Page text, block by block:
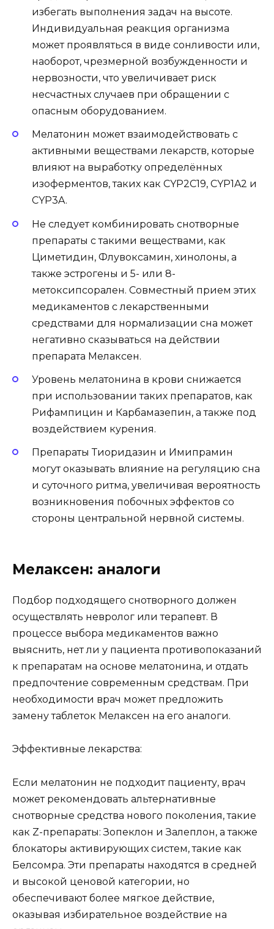
избегать выполнения задач на высоте.
Индивидуальная реакция организма
может проявляться в виде сонливости или,
наоборот, чрезмерной возбужденности и
нервозности, что увеличивает риск
несчастных случаев при обращении с
опасным оборудованием.
Мелатонин может взаимодействовать с
активными веществами лекарств, которые
влияют на выработку определённых
изоферментов, таких как CYP2C19, CYP1A2 и
CYP3A.
Не следует комбинировать снотворные
препараты с такими веществами, как
Циметидин, Флувоксамин, хинолоны, а
также эстрогены и 5- или 8-
метоксипсорален. Совместный прием этих
медикаментов с лекарственными
средствами для нормализации сна может
негативно сказываться на действии
препарата Мелаксен.
Уровень мелатонина в крови снижается
при использовании таких препаратов, как
Рифампицин и Карбамазепин, а также под
воздействием курения.
Препараты Тиоридазин и Имипрамин
могут оказывать влияние на регуляцию сна
и суточного ритма, увеличивая вероятность
возникновения побочных эффектов со
стороны центральной нервной системы.
Мелаксен: аналоги
Подбор подходящего снотворного должен
осуществлять невролог или терапевт. В
процессе выбора медикаментов важно
выяснить, нет ли у пациента противопоказаний
к препаратам на основе мелатонина, и отдать
предпочтение современным средствам. При
необходимости врач может предложить
замену таблеток Мелаксен на его аналоги.
Эффективные лекарства:
Если мелатонин не подходит пациенту, врач
может рекомендовать альтернативные
снотворные средства нового поколения, такие
как Z-препараты: Зопеклон и Залеплон, а также
блокаторы активирующих систем, такие как
Белсомра. Эти препараты находятся в средней
и высокой ценовой категории, но
обеспечивают более мягкое действие,
оказывая избирательное воздействие на